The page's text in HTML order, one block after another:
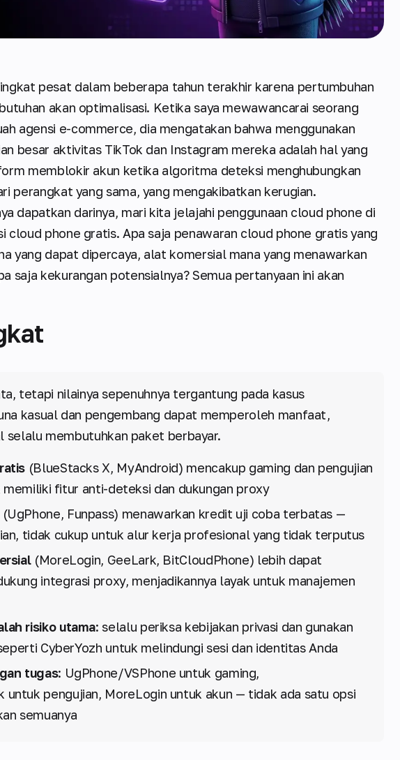
pesat dalam beberapa tahun terakhir karena pertumbuhan
akan optimalisasi. Ketika saya mewawancarai seorang
agensi e-commerce, dia mengatakan bahwa menggunakan
besar aktivitas TikTok dan Instagram mereka adalah hal yang
memblokir akun ketika algoritma deteksi menghubungkan
perangkat yang sama, yang mengakibatkan kerugian.
dapatkan darinya, mari kita jelajahi penggunaan cloud phone di
cloud phone gratis. Apa saja penawaran cloud phone gratis yang
yang dapat dipercaya, alat komersial mana yang menawarkan
saja kekurangan potensialnya? Semua pertanyaan ini akan
tetapi nilainya sepenuhnya tergantung pada kasus
kasual dan pengembang dapat memperoleh manfaat,
membutuhkan paket berbayar.
(BlueStacks X, MyAndroid) mencakup gaming dan pengujian
fitur anti-deteksi dan dukungan proxy
(UgPhone, Funpass) menawarkan kredit uji coba terbatas —
tidak cukup untuk alur kerja profesional yang tidak terputus
(MoreLogin, GeeLark, BitCloudPhone) lebih dapat
integrasi proxy, menjadikannya layak untuk manajemen
risiko utama: selalu periksa kebijakan privasi dan gunakan
CyberYozh untuk melindungi sesi dan identitas Anda
tugas: UgPhone/VSPhone untuk gaming,
untuk pengujian, MoreLogin untuk akun — tidak ada satu opsi
semuanya